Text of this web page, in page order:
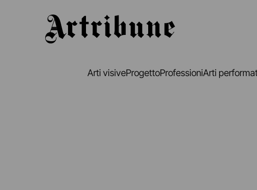
Arti visiveProgettoProfessioniArti